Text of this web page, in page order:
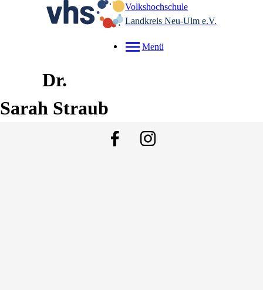
Volkshochschule
Landkreis Neu-Ulm e.V.
Menü
Dr.
Sarah Straub